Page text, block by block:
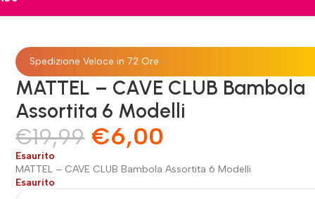
Spedizione Veloce in 72 Ore
MATTEL – CAVE CLUB Bambola
Assortita 6 Modelli
€19,99 €6,00
Esaurito
MATTEL – CAVE CLUB Bambola Assortita 6 Modelli
Esaurito